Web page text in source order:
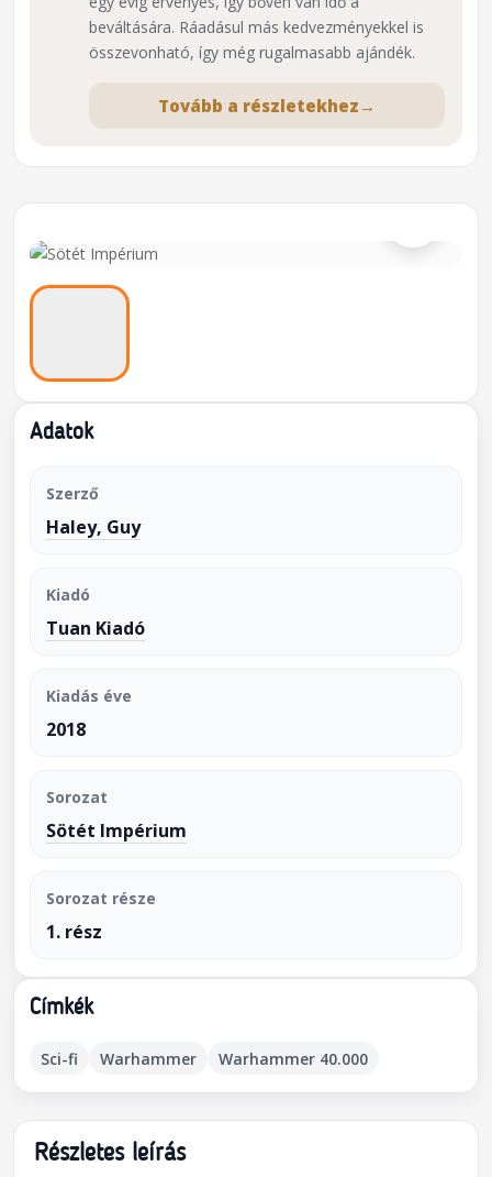
⌕
Adatok
Szerző
Haley, Guy
Kiadó
Tuan Kiadó
Kiadás éve
2018
Sorozat
Sötét Impérium
Sorozat része
1. rész
Címkék
Sci-fi Warhammer Warhammer 40.000
beváltására. Ráadásul más kedvezményekkel is
összevonható, így még rugalmasabb ajándék.
Tovább a részletekhez →
Részletes leírás